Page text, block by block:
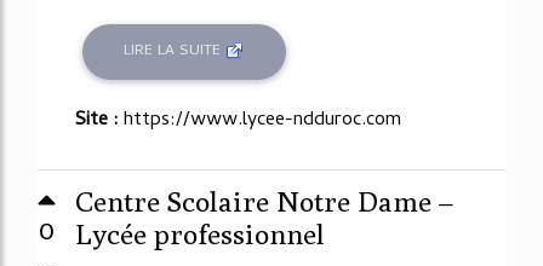
LIRE LA SUITE
Site :https://www.lycee-ndduroc.com
0
Centre Scolaire Notre Dame –
Lycée professionnel